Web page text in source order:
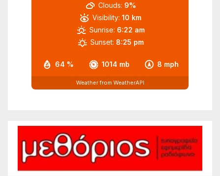
64 % 1014 mb 8 mph
Clouds: 9%
Visibility: 10 km
Sunrise: 6:22 am
Sunset: 8:25 pm
Weather from WeatherAPI